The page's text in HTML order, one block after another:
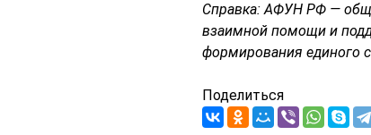
Справка: АФУН РФ —
взаимной помощи и
формирования единого
Поделиться